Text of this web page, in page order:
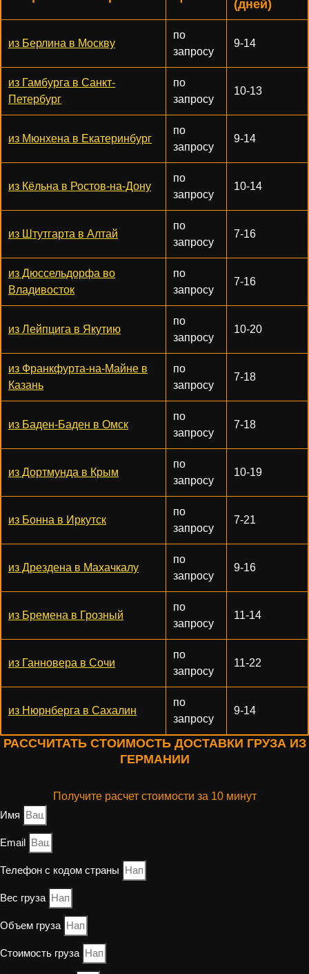
(дней)
из Берлина в Москву
по
запросу
9-14
из Гамбурга в Санкт-
Петербург
по
запросу
10-13
из Мюнхена в Екатеринбург
по
запросу
9-14
из Кёльна в Ростов-на-Дону
по
запросу
10-14
из Штутгарта в Алтай
по
запросу
7-16
из Дюссельдорфа во
Владивосток
по
запросу
7-16
из Лейпцига в Якутию
по
запросу
10-20
из Франкфурта-на-Майне в
Казань
по
запросу
7-18
из Баден-Баден в Омск
по
запросу
7-18
из Дортмунда в Крым
по
запросу
10-19
из Бонна в Иркутск
по
запросу
7-21
из Дрездена в Махачкалу
по
запросу
9-16
из Бремена в Грозный
по
запросу
11-14
из Ганновера в Сочи
по
запросу
11-22
из Нюрнберга в Сахалин
по
запросу
9-14
РАССЧИТАТЬ СТОИМОСТЬ ДОСТАВКИ ГРУЗА ИЗ
ГЕРМАНИИ
Получите расчет стоимости за 10 минут
Имя
Email
Телефон с кодом страны
Вес груза
Объем груза
Стоимость груза